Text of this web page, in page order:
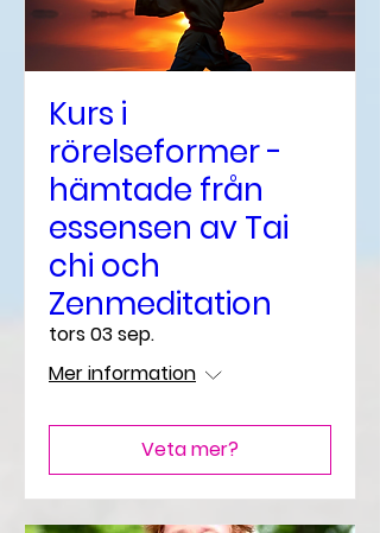
Kurs i
rörelseformer -
hämtade från
essensen av Tai
chi och
Zenmeditation
tors 03 sep.
Mer information
Veta mer?